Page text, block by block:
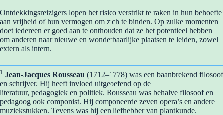
Ontdekkingsreizigers lopen het risico verstrikt te raken in hun behoefte
aan vrijheid of hun vermogen om zich te binden. Op zulke momenten
doet iedereen er goed aan te onthouden dat ze het potentieel hebben
om anderen naar nieuwe en wonderbaarlijke plaatsen te leiden, zowel
extern als intern.
1 Jean-Jacques Rousseau (1712–1778) was een baanbrekend filosoof
en schrijver. Hij heeft invloed uitgeoefend op de
literatuur, pedagogiek en politiek. Rousseau was behalve filosoof en
pedagoog ook componist. Hij componeerde zeven opera’s en andere
muziekstukken. Tevens was hij een liefhebber van plantkunde.